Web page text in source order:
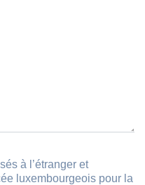
à l’étranger et
luxembourgeois pour la